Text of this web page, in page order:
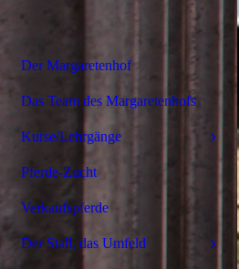
Der Margaretenhof
Das Team des Margaretenhofs
Kurse/Lehrgänge
Pferde-Zucht
Verkaufspferde
Der Stall, das Umfeld